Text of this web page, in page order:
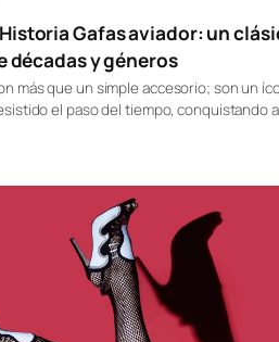
Gafas aviador: un
décadas y géneros
más que un simple accesorio; son un
el paso del tiempo, conquistando